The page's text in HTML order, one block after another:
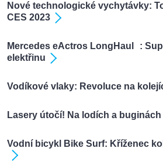
Nové technologické vychytávky:
CES 2023
Mercedes eActros LongHaul :
elektřinu
Vodíkové vlaky: Revoluce na
Lasery útočí! Na lodích a buginách
Vodní bicykl Bike Surf: Kříženec